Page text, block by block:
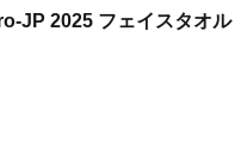
JP 2025 フェイスタオル